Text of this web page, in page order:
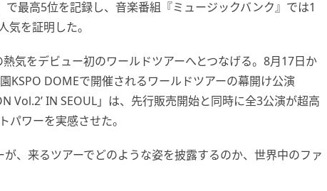
最高5位を記録し、音楽番組『ミュージックバンク』では1
気を証明した。
気をデビュー初のワールドツアーへとつなげる。8月17日か
KSPO DOMEで開催されるワールドツアーの幕開け公演
Vol.2’ IN SEOUL」は、先行販売開始と同時に全3公演が超高
パワーを実感させた。
、来るツアーでどのような姿を披露するのか、世界中のファ